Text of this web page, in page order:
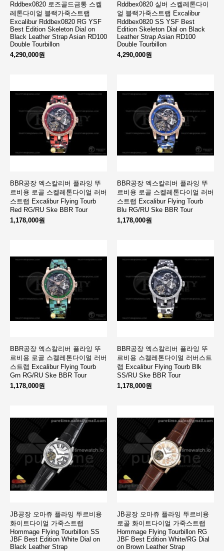
Rddbex0820 로즈골드금통 스켈
레톤다이얼 블랙가죽스트랩
Excalibur Rddbex0820 RG YSF
Best Edition Skeleton Dial on
Black Leather Strap Asian RD100
Double Tourbillon
4,290,000원
Rddbex0820 실버 스켈레톤다이
얼 블랙가죽스트랩 Excalibur
Rddbex0820 SS YSF Best
Edition Skeleton Dial on Black
Leather Strap Asian RD100
Double Tourbillon
4,290,000원
BBR공장 엑스칼리버 플라잉 뚜
르비용 로골 스켈레톤다이얼 러버
스트랩 Excalibur Flying Tourb
Red RG/RU Ske BBR Tour
1,178,000원
BBR공장 엑스칼리버 플라잉 뚜
르비용 로골 스켈레톤다이얼 러버
스트랩 Excalibur Flying Tourb
Blu RG/RU Ske BBR Tour
1,178,000원
BBR공장 엑스칼리버 플라잉 뚜
르비용 로골 스켈레톤다이얼 러버
스트랩 Excalibur Flying Tourb
Grn RG/RU Ske BBR Tour
1,178,000원
BBR공장 엑스칼리버 플라잉 뚜
르비용 스켈레톤다이얼 러버스트
랩 Excalibur Flying Tourb Blk
SS/RU Ske BBR Tour
1,178,000원
JB공장 오마쥬 플라잉 뚜르비용
화이트다이얼 가죽스트랩
Hommage Flying Tourbillon SS
JBF Best Edition White Dial on
Black Leather Strap
JB공장 오마쥬 플라잉 뚜르비용
로골 화이트다이얼 가죽스트랩
Hommage Flying Tourbillon RG
JBF Best Edition White/RG Dial
on Brown Leather Strap